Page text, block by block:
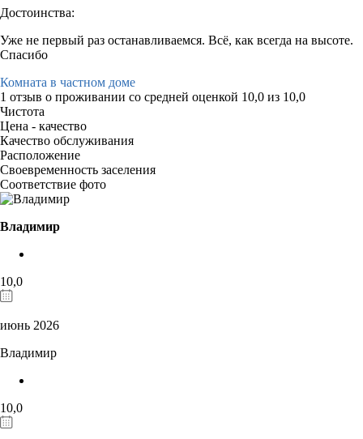
Достоинства:
Уже не первый раз останавливаемся. Всё, как всегда на высоте.
Спасибо
Комната в частном доме
1 отзыв о проживании со средней оценкой 10,0 из 10,0
Чистота
Цена - качество
Качество обслуживания
Расположение
Своевременность заселения
Соответствие фото
Владимир
10,0
июнь 2026
Владимир
10,0